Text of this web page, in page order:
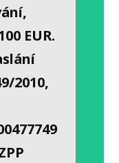
EUR.
2010,